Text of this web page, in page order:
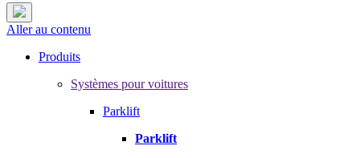
Aller au contenu
Produits
Systèmes pour voitures
Parklift
Parklift